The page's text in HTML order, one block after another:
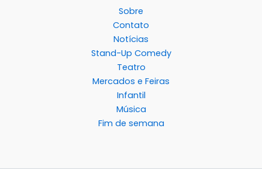
Sobre
Contato
Notícias
Stand-Up Comedy
Teatro
Mercados e Feiras
Infantil
Música
Fim de semana